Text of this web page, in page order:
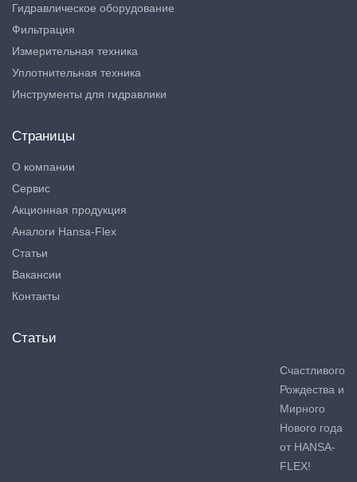
Гидравлическое оборудование
Фильтрация
Измерительная техника
Уплотнительная техника
Инструменты для гидравлики
Страницы
О компании
Сервис
Акционная продукция
Аналоги Hansa-Flex
Статьи
Вакансии
Контакты
Статьи
Счастливого
Рождества и
Мирного
Нового года
от HANSA-
FLEX!